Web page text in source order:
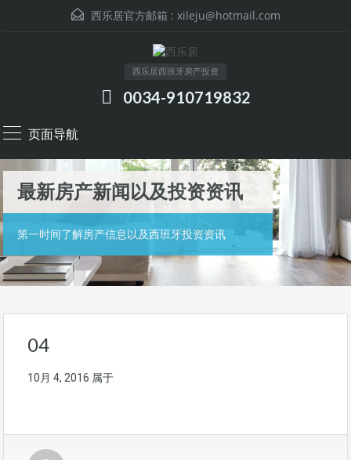
西乐居官方邮箱 : xileju@hotmail.com
西乐居西班牙房产投资
0034-910719832
页面导航
最新房产新闻以及投资资讯
第一时间了解房产信息以及西班牙投资资讯
04
10月 4, 2016 属于